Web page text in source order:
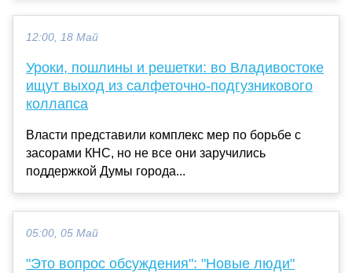
12:00, 18 Май
Уроки, пошлины и решетки: во Владивостоке
ищут выход из салфеточно-подгузникового
коллапса
Власти представили комплекс мер по борьбе с
засорами КНС, но не все они заручились
поддержкой Думы города...
05:00, 05 Май
"Это вопрос обсуждения": "Новые люди"